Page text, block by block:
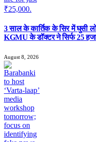
3 साल के कार्तिक के सिर में घुसी
KGMU के डॉक्टर ने सिर्फ 25
August 8, 2026